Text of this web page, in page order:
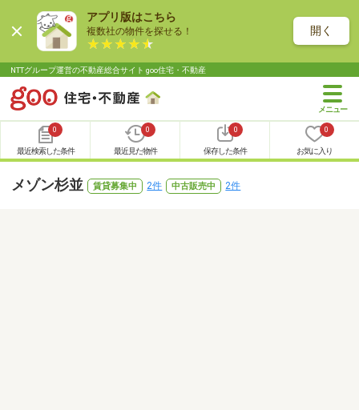
アプリ版はこちら
複数社の物件を探せる！ 開く
NTTグループ運営の不動産総合サイト goo住宅・不動産
0
最近検索した条件
0
最近見た物件
0
保存した条件
0
お気に入り
メゾン杉並 賃貸募集中 2件 中古販売中 2件